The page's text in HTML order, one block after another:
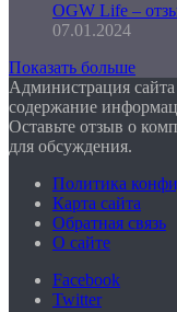
OGW Life –
07.01.2024
Показать больше
Администрация сайта
содержание
Оставьте отзыв о
для обсуждения.
Политика
Карта сайта
Обратная связь
О сайте
Facebook
Twitter